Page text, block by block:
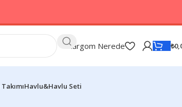
Kargom Nerede ₺
Havlu&Havlu Seti